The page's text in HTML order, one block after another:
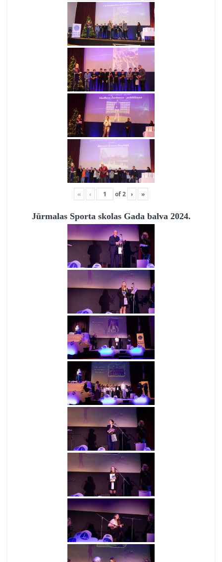
« ‹ of2 › »
Jūrmalas Sporta skolas Gada balva 2024.